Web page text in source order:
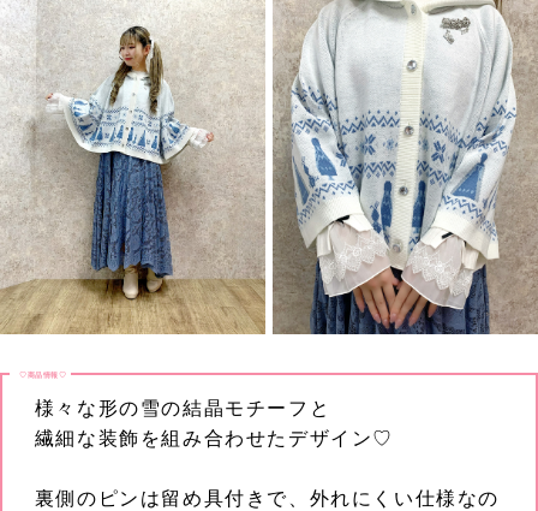
♡商品情報♡
様々な形の雪の結晶モチーフと
繊細な装飾を組み合わせたデザイン♡
裏側のピンは留め具付きで、外れにくい仕様なの